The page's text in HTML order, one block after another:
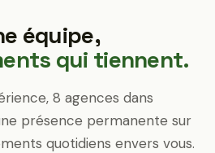
équipe,
qui tiennent.
8 agences dans
présence permanente sur
quotidiens envers vous.